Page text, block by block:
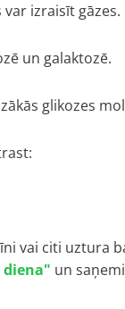
izraisīt gāzes.
un galaktozē.
glikozes
vai citi uztura
diena" un